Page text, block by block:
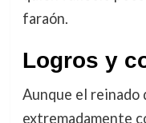
faraón.
Logros y
Aunque el reinado
extremadamente